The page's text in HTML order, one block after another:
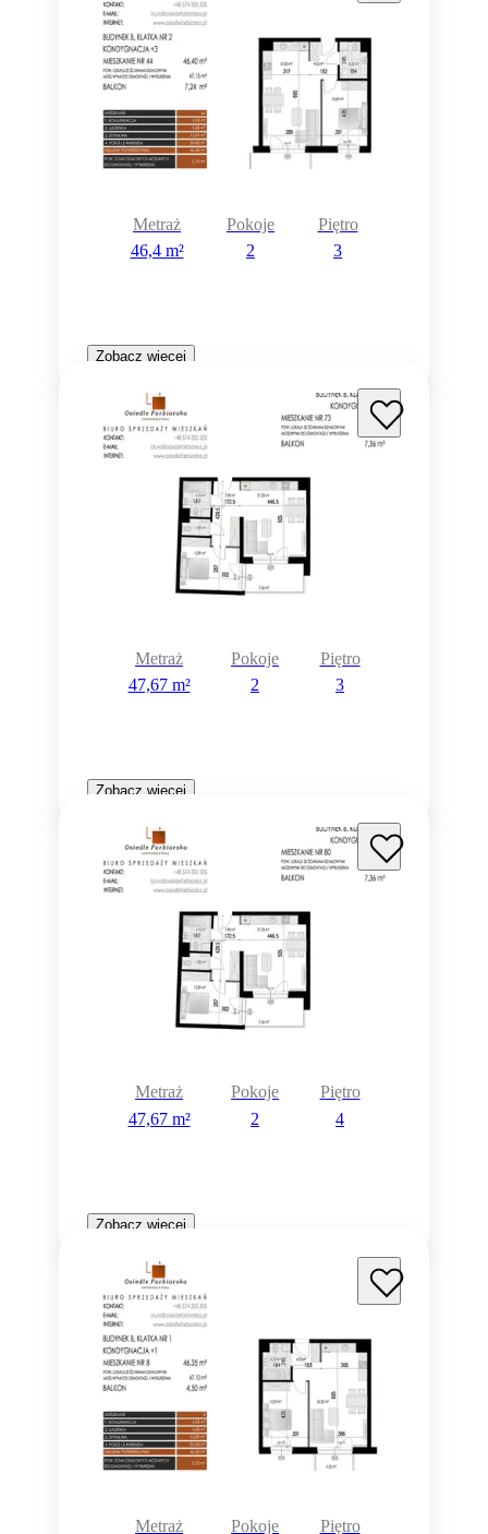
Metraż
46,4 m²
Pokoje
2
Piętro
3
Zobacz więcej
Metraż
47,67 m²
Pokoje
2
Piętro
3
Zobacz więcej
Metraż
47,67 m²
Pokoje
2
Piętro
4
Zobacz więcej
Metraż
Pokoje
Piętro